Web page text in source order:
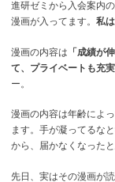
進研ゼミから入会案内
漫画が入ってます。私
漫画の内容は
「成績が
て、プライベートも充
ー。
漫画の内容は年齢によ
ます。手が凝ってるな
から、届かなくなったと
先日、実はその漫画が